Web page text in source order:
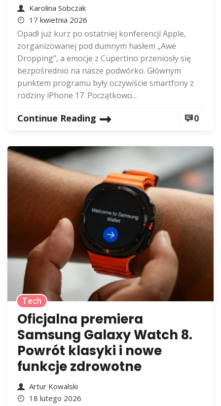
Karolina Sobczak
17 kwietnia 2026
Opadł już kurz po ostatniej konferencji Apple,
zorganizowanej pod dumnym hasłem „Awe
Dropping”, a emocje z Cupertino przeniosły się
bezpośrednio na nasze podwórko. Głównym
punktem programu były oczywiście smartfony z
rodziny iPhone 17. Początkowo...
Continue Reading 0
Tech
Oficjalna premiera
Samsung Galaxy Watch 8.
Powrót klasyki i nowe
funkcje zdrowotne
Artur Kowalski
18 lutego 2026